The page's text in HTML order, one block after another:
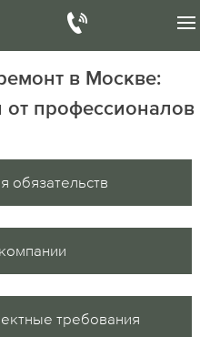
в Москве:
от профессионалов
обязательств
требования